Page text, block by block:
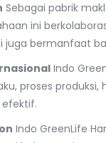
Sebagai pabrik
ini
juga bermanfaat
Indo
proses
Indo GreenLife